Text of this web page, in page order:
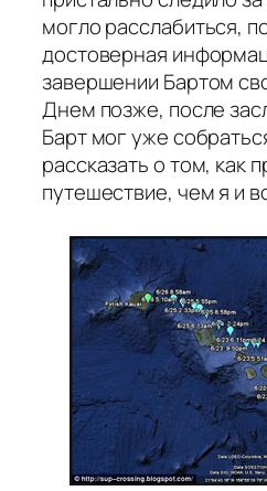
могло расслабиться,
достоверная
завершении Бартом
Днем позже, после
Барт мог уже
рассказать о том, как
путешествие, чем я и